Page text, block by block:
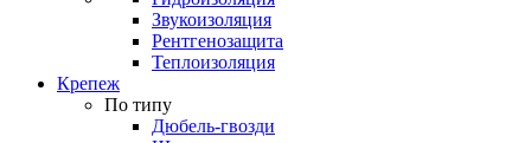
Звукоизоляция
Рентгенозащита
Теплоизоляция
Крепеж
По типу
Дюбель-гвозди